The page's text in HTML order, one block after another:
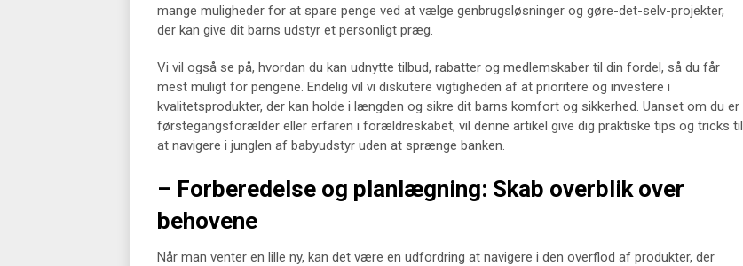
mange muligheder for at spare penge ved at vælge genbrugsløsninger og gøre-det-selv-projekter,
der kan give dit barns udstyr et personligt præg.
Vi vil også se på, hvordan du kan udnytte tilbud, rabatter og medlemskaber til din fordel, så du får
mest muligt for pengene. Endelig vil vi diskutere vigtigheden af at prioritere og investere i
kvalitetsprodukter, der kan holde i længden og sikre dit barns komfort og sikkerhed. Uanset om du er
førstegangsforælder eller erfaren i forældreskabet, vil denne artikel give dig praktiske tips og tricks til
at navigere i junglen af babyudstyr uden at sprænge banken.
– Forberedelse og planlægning: Skab overblik over
behovene
Når man venter en lille ny, kan det være en udfordring at navigere i den overflod af produkter, der